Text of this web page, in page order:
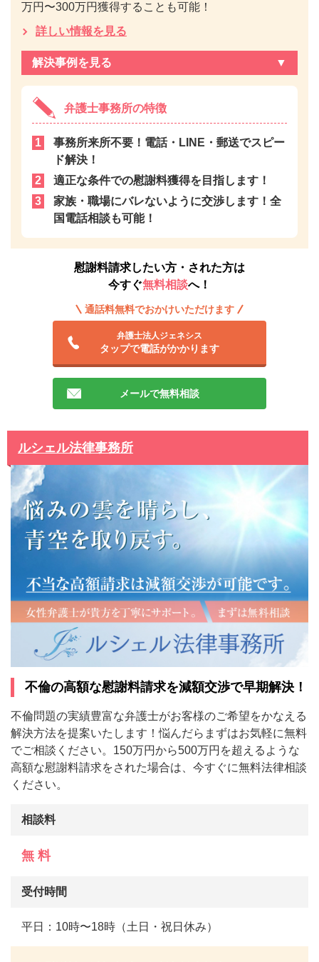
万円〜300万円獲得することも可能！
詳しい情報を見る
解決事例を見る
弁護士事務所の特徴
事務所来所不要！電話・LINE・郵送でスピー
ド解決！
適正な条件での慰謝料獲得を目指します！
家族・職場にバレないように交渉します！全
国電話相談も可能！
慰謝料請求したい方・された方は
今すぐ無料相談へ！
通話料無料でおかけいただけます
弁護士法人ジェネシス
タップで電話がかかります
メールで無料相談
ルシェル法律事務所
不倫の高額な慰謝料請求を減額交渉で早期解決！
不倫問題の実績豊富な弁護士がお客様のご希望をかなえる
解決方法を提案いたします！悩んだらまずはお気軽に無料
でご相談ください。150万円から500万円を超えるような
高額な慰謝料請求をされた場合は、今すぐに無料法律相談
ください。
相談料
無 料
受付時間
平日：10時〜18時（土日・祝日休み）